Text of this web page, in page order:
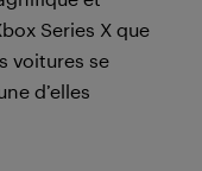
Series X que
voitures se
d’elles